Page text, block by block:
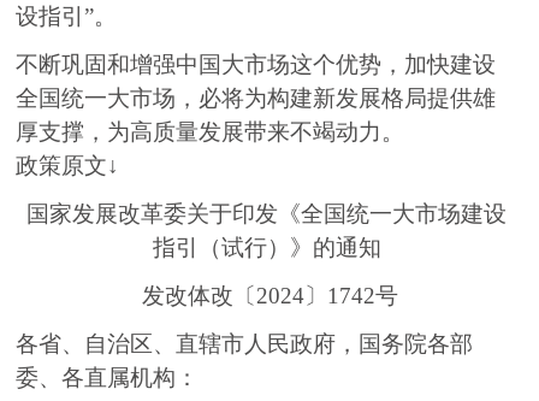
设指引”。
不断巩固和增强中国大市场这个优势，加快建设
全国统一大市场，必将为构建新发展格局提供雄
厚支撑，为高质量发展带来不竭动力。
政策原文↓
国家发展改革委关于印发《全国统一大市场建设
指引（试行）》的通知
发改体改〔2024〕1742号
各省、自治区、直辖市人民政府，国务院各部
委、各直属机构：